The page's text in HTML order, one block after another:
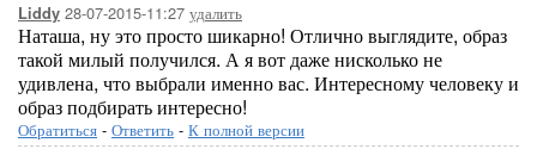
Liddy 28-07-2015-11:27 удалить
Наташа, ну это просто шикарно! Отлично выглядите, образ
такой милый получился. А я вот даже нисколько не
удивлена, что выбрали именно вас. Интересному человеку и
образ подбирать интересно!
Обратиться - Ответить - К полной версии